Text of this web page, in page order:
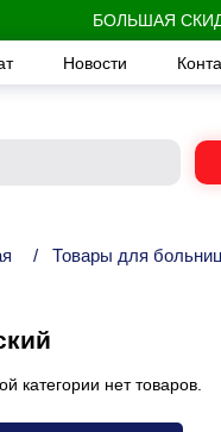
БОЛЬШАЯ
Новости
/ Товары для
категории нет товаров.